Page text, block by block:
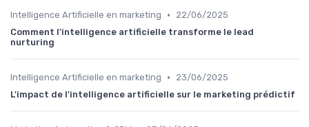
Intelligence Artificielle en marketing •
22/06/2025
Comment l'intelligence artificielle transforme le lead
nurturing
Intelligence Artificielle en marketing •
23/06/2025
L'impact de l'intelligence artificielle sur le marketing prédictif